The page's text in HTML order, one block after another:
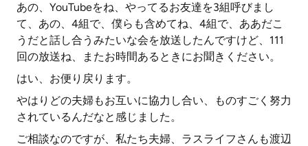
あの、YouTubeをね、やってるお友達を3組呼びまし
て、あの、4組で、僕らも含めてね、4組で、ああだこ
うだと話し合うみたいな会を放送したんですけど、111
回の放送ね、またお時間あるときにお聞きください。
はい、お便り戻ります。
やはりどの夫婦もお互いに協力し合い、ものすごく努力
されているんだなと感じました。
ご相談なのですが、私たち夫婦、ラスライフさんも渡辺